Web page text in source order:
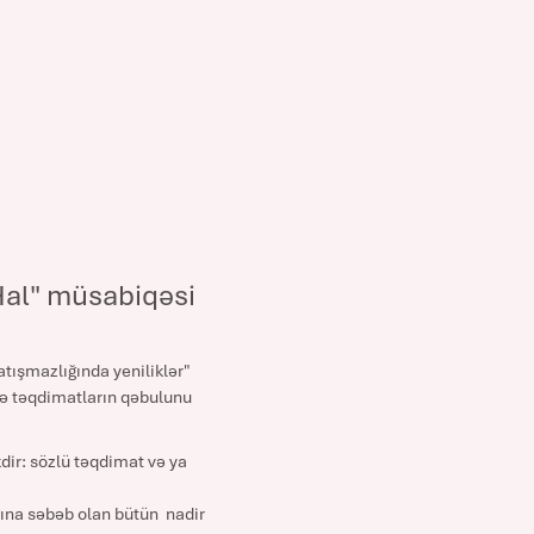
müsabiqəsi
yeniliklər"
təqdimatların qəbulunu
sözlü təqdimat və ya
səbəb olan bütün nadir